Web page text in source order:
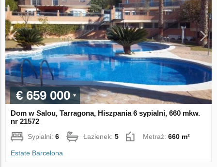
€ 659 000
Dom w Salou, Tarragona, Hiszpania 6 sypialni, 660 mkw.
nr 21572
Sypialni:6 Łazienek:5 Metraż:660 m²
Estate Barcelona